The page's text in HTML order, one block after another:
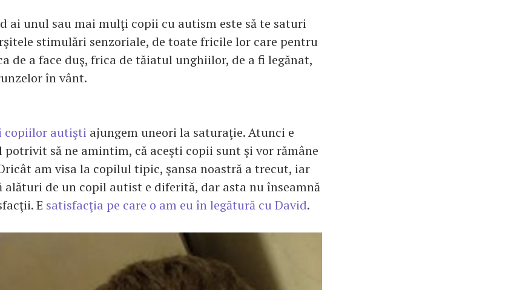
ai unul sau mai mulţi copii cu autism este să te saturi
stimulări senzoriale, de toate fricile lor care pentru
de a face duş, frica de tăiatul unghiilor, de a fi legănat,
în vânt.
copiilor autişti ajungem uneori la saturaţie. Atunci e
să ne amintim, că aceşti copii sunt şi vor rămâne
am visa la copilul tipic, şansa noastră a trecut, iar
alături de un copil autist e diferită, dar asta nu înseamnă
E satisfacţia pe care o am eu în legătură cu David.